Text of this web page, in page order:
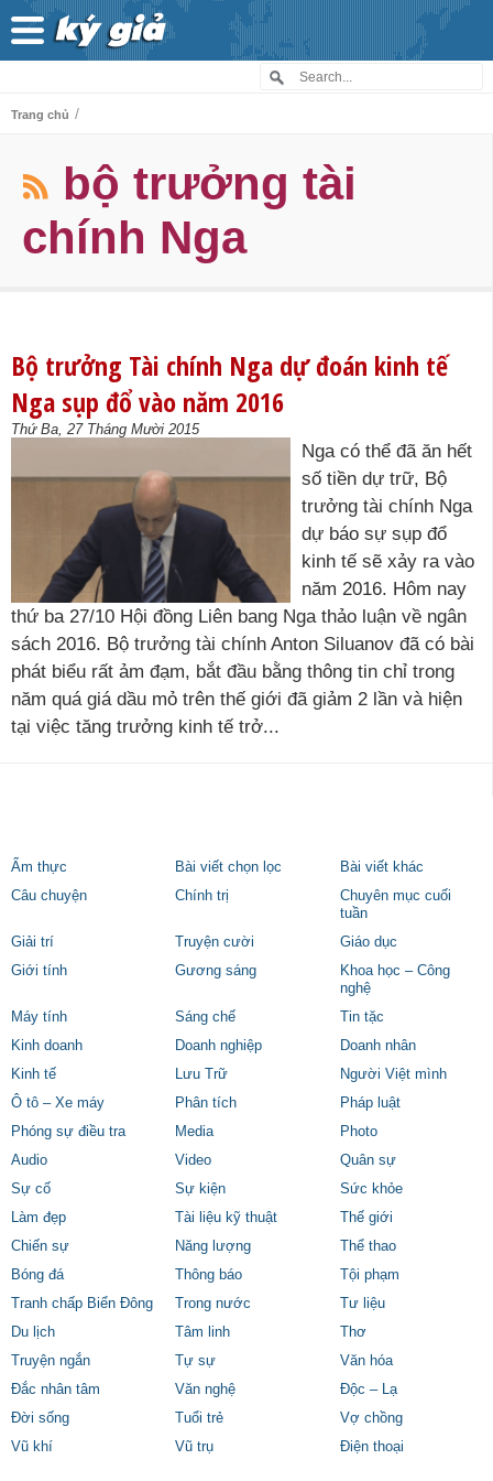
Trang chủ /
bộ trưởng tài
chính Nga
Bộ trưởng Tài chính Nga dự đoán kinh tế
Nga sụp đổ vào năm 2016
Thứ Ba, 27 Tháng Mười 2015
Nga có thể đã ăn hết
số tiền dự trữ, Bộ
trưởng tài chính Nga
dự báo sự sụp đổ
kinh tế sẽ xảy ra vào
năm 2016. Hôm nay
thứ ba 27/10 Hội đồng Liên bang Nga thảo luận về ngân
sách 2016. Bộ trưởng tài chính Anton Siluanov đã có bài
phát biểu rất ảm đạm, bắt đầu bằng thông tin chỉ trong
năm quá giá dầu mỏ trên thế giới đã giảm 2 lần và hiện
tại việc tăng trưởng kinh tế trở...
Ẩm thực Bài viết chọn lọc
Bài viết khác
Câu chuyện
Chính trị
Chuyên mục cuối
tuần
Giải trí
Truyện cười
Giáo dục
Giới tính
Gương sáng
Khoa học – Công
nghệ
Máy tính
Sáng chế
Tin tặc
Kinh doanh
Doanh nghiệp
Doanh nhân
Kinh tế
Lưu Trữ
Người Việt mình
Ô tô – Xe máy
Phân tích
Pháp luật
Phóng sự điều tra
Media
Photo
Audio
Video
Quân sự
Sự cố
Sự kiện
Sức khỏe
Làm đẹp
Tài liệu kỹ thuật
Thế giới
Chiến sự
Năng lượng
Thể thao
Bóng đá
Thông báo
Tội phạm
Tranh chấp Biển Đông
Trong nước
Tư liệu
Du lịch
Tâm linh
Thơ
Truyện ngắn
Tự sự
Văn hóa
Đắc nhân tâm
Văn nghệ
Độc – Lạ
Đời sống
Tuổi trẻ
Vợ chồng
Vũ khí
Vũ trụ Điện thoại